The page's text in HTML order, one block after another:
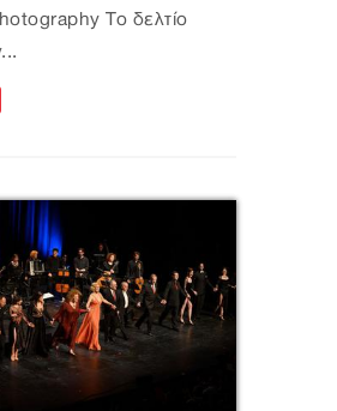
Το δελτίο